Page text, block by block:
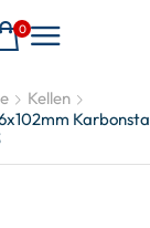
0
Kellen